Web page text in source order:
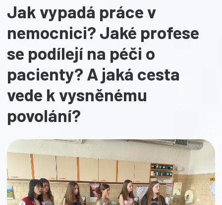
Jak vypadá práce v
nemocnici? Jaké profese
se podílejí na péči o
pacienty? A jaká cesta
vede k vysněnému
povolání?